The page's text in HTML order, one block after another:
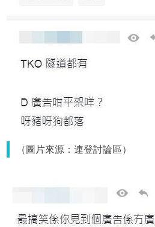
（圖片來源：連登討論區）